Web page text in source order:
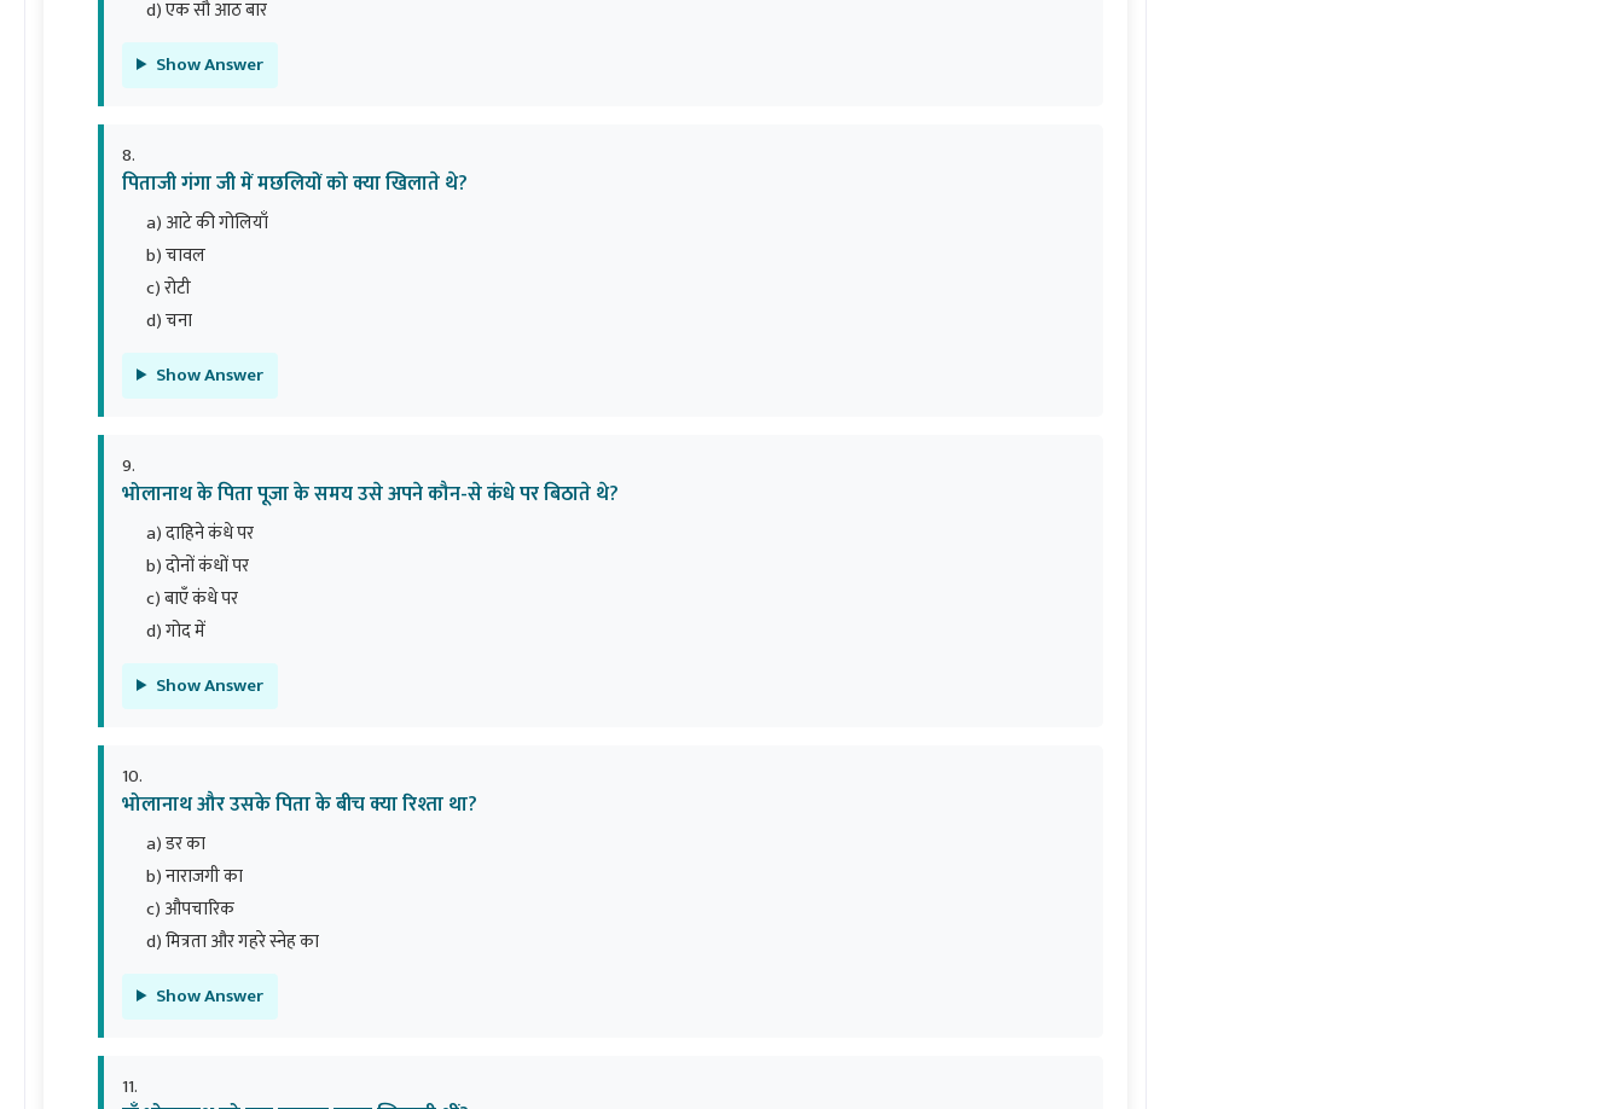
d) एक सौ आठ बार
Show Answer
पिताजी गंगा जी में मछलियों को क्या खिलाते थे?
a) आटे की गोलियाँ
b) चावल
c) रोटी
d) चना
Show Answer
भोलानाथ के पिता पूजा के समय उसे अपने कौन-से कंधे पर बिठाते थे?
a) दाहिने कंधे पर
b) दोनों कंधों पर
c) बाएँ कंधे पर
d) गोद में
Show Answer
भोलानाथ और उसके पिता के बीच क्या रिश्ता था?
a) डर का
b) नाराजगी का
c) औपचारिक
d) मित्रता और गहरे स्नेह का
Show Answer